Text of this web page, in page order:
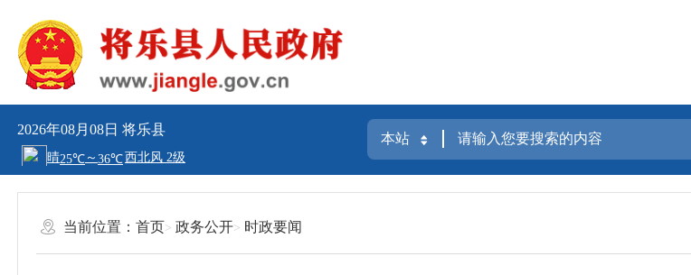
2026年08月08日将乐县
当前位置：首页 政务公开 时政要闻